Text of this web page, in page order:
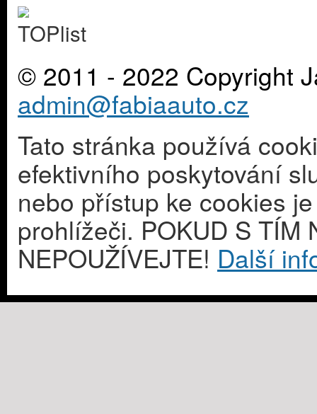
© 2011 - 2022 Copyright
admin@fabiaauto.cz
Tato stránka používá
efektivního poskytování
nebo přístup ke cookies
prohlížeči. POKUD S TÍM
NEPOUŽÍVEJTE! Další